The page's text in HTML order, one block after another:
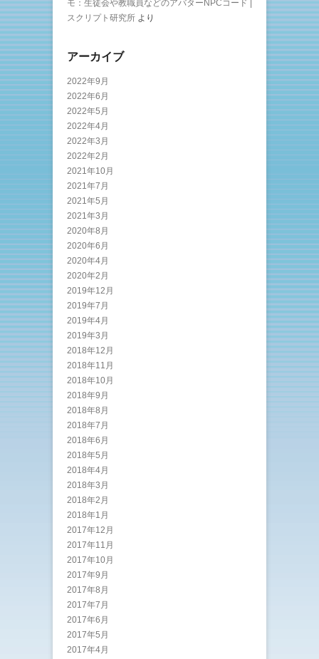
モ：生徒会や教職員などのアバターNPCコード |
スクリプト研究所 より
アーカイブ
2022年9月
2022年6月
2022年5月
2022年4月
2022年3月
2022年2月
2021年10月
2021年7月
2021年5月
2021年3月
2020年8月
2020年6月
2020年4月
2020年2月
2019年12月
2019年7月
2019年4月
2019年3月
2018年12月
2018年11月
2018年10月
2018年9月
2018年8月
2018年7月
2018年6月
2018年5月
2018年4月
2018年3月
2018年2月
2018年1月
2017年12月
2017年11月
2017年10月
2017年9月
2017年8月
2017年7月
2017年6月
2017年5月
2017年4月